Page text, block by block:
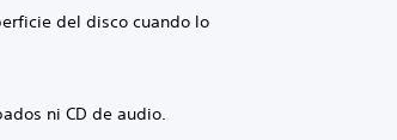
del disco cuando lo
ni CD de audio.